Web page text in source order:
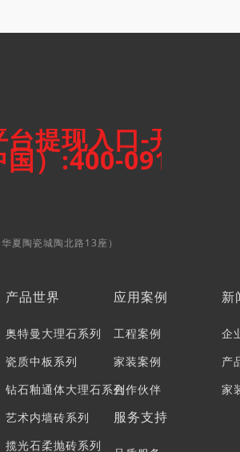
提现入口-开
）:400-0917-
夏陶瓷城陶北路13座）
产品世界
奥特曼大理石系列
瓷质中板系列
钻石釉通体大理石系列
艺术内墙砖系列
揽光石柔抛砖系列
应用案例
工程案例
家装案例
合作伙伴
新
企
产
家
服务支持